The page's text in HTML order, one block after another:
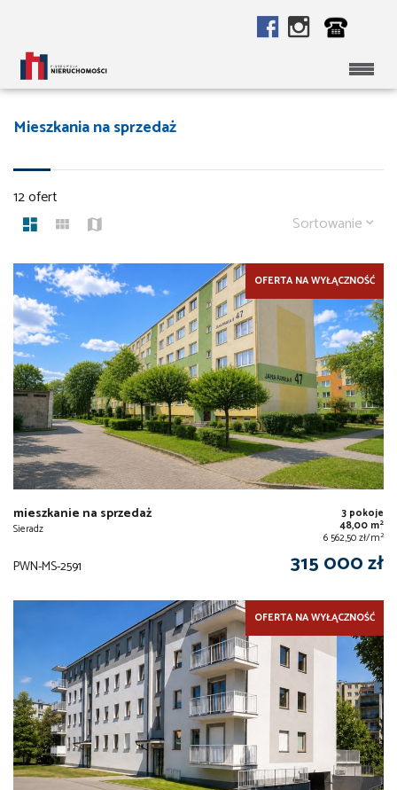
Mieszkania na sprzedaż
12 ofert
Sortowanie
OFERTA NA WYŁĄCZNOŚĆ
mieszkanie na sprzedaż
Sieradz
3 pokoje
48,00 m2
6 562,50 zł/m2
PWN-MS-2591 315 000 zł
OFERTA NA WYŁĄCZNOŚĆ